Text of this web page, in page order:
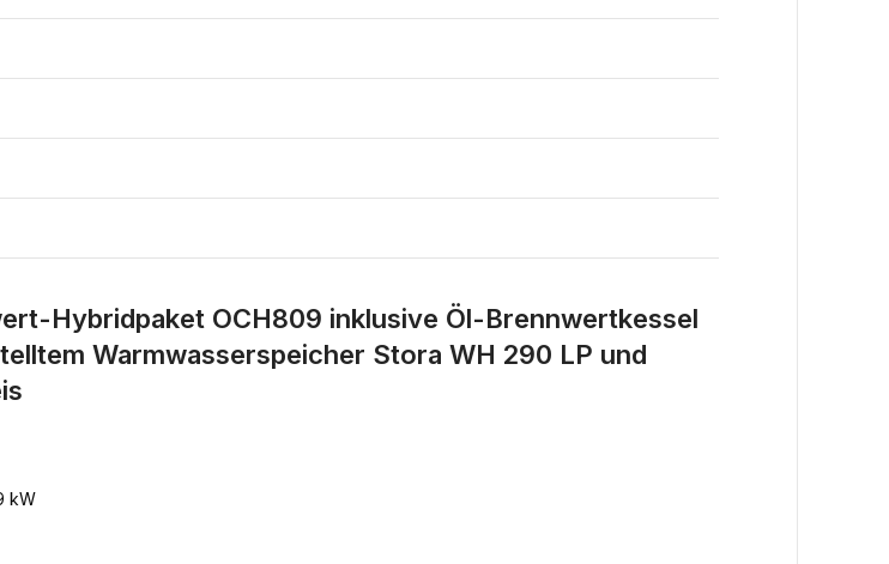
Hybridpaket OCH809 inklusive Öl-Brennwertkessel
Warmwasserspeicher Stora WH 290 LP und
kW